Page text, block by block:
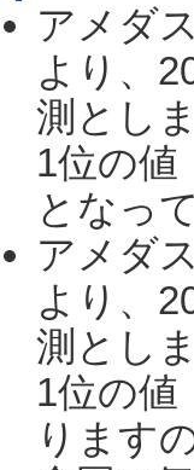
アメダ
より、
測とし
1位の値
となっ
アメダ
より、
測とし
1位の値
ります